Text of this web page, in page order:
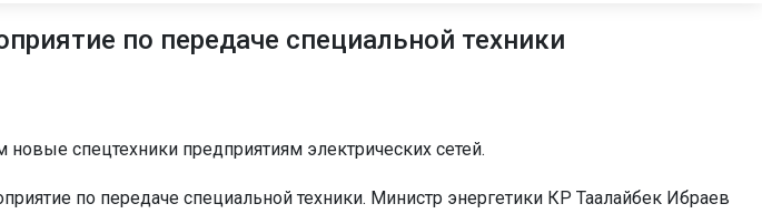
по передаче специальной техники
спецтехники предприятиям электрических сетей.
по передаче специальной техники. Министр энергетики КР Таалайбек Ибраев